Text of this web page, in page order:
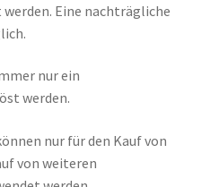
Eine nachträgliche
nur ein
werden.
nur für den Kauf von
von weiteren